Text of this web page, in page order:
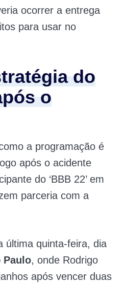
ocorrer a entrega
para usar no
do
o
a programação é
após o acidente
do ‘BBB 22’ em
parceria com a
última quinta-feira, dia
Paulo, onde Rodrigo
após vencer duas